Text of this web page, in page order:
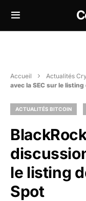
Accueil Actualités
avec la SEC sur le
ACTUALITÉS BITCOIN
le listing
Spot